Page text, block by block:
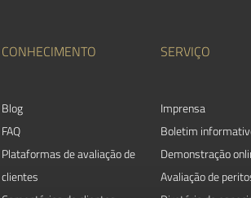
CONHECIMENTO
Blog
FAQ
Plataformas de avaliação de
clientes
SERVIÇO
Imprensa
Boletim
Demonstração
Avaliação de